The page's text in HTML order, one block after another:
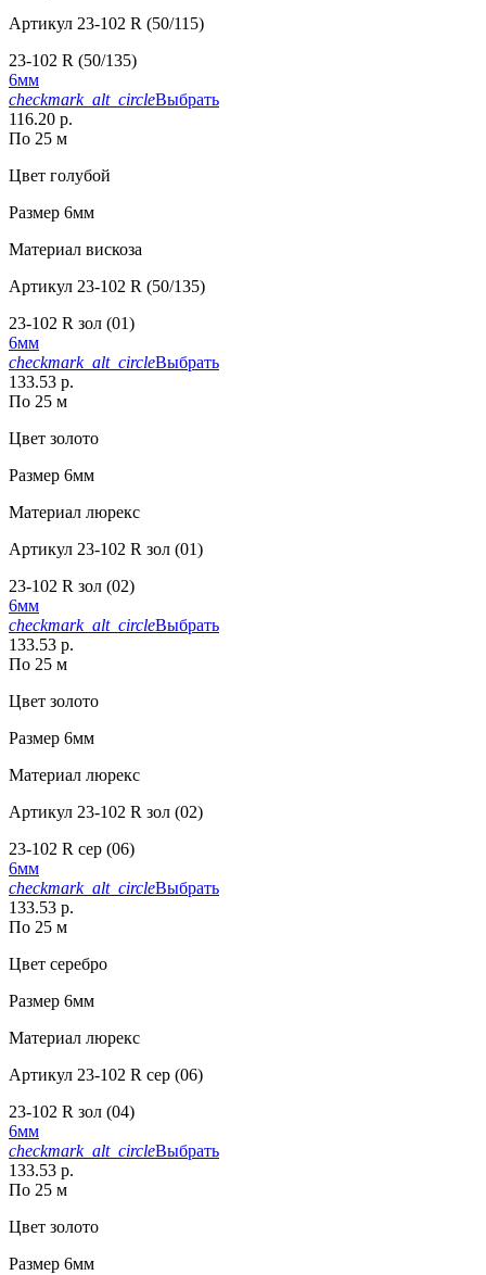
Артикул 23-102 R (50/115)
23-102 R (50/135)
6мм
checkmark_alt_circleВыбрать
116.20 р.
По 25 м
Цвет голубой
Размер 6мм
Материал вискоза
Артикул 23-102 R (50/135)
23-102 R зол (01)
6мм
checkmark_alt_circleВыбрать
133.53 р.
По 25 м
Цвет золото
Размер 6мм
Материал люрекс
Артикул 23-102 R зол (01)
23-102 R зол (02)
6мм
checkmark_alt_circleВыбрать
133.53 р.
По 25 м
Цвет золото
Размер 6мм
Материал люрекс
Артикул 23-102 R зол (02)
23-102 R сер (06)
6мм
checkmark_alt_circleВыбрать
133.53 р.
По 25 м
Цвет серебро
Размер 6мм
Материал люрекс
Артикул 23-102 R сер (06)
23-102 R зол (04)
6мм
checkmark_alt_circleВыбрать
133.53 р.
По 25 м
Цвет золото
Размер 6мм